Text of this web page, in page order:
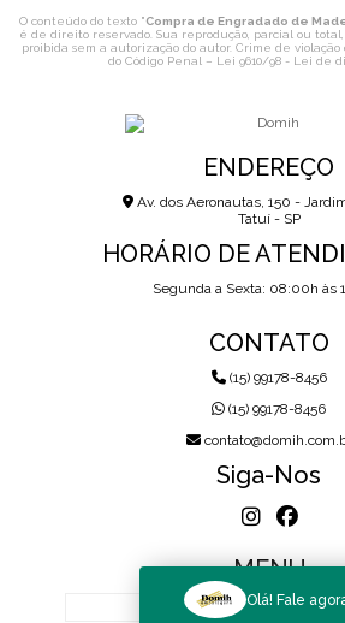
O conteúdo do texto "Compra de Engradado de
é de direito reservado. Sua reprodução, parcial ou total,
proibida sem a autorização do autor. Crime de
do Código Penal – Lei 9610/98 - Lei de
ENDEREÇO
Av. dos Aeronautas, 150 -
Tatuí - SP
HORÁRIO DE
Segunda a Sexta: 08:00h às
CONTATO
(15) 99178-8456
(15) 99178-8456
Siga-Nos
MENU
HOME
Olá! Fale